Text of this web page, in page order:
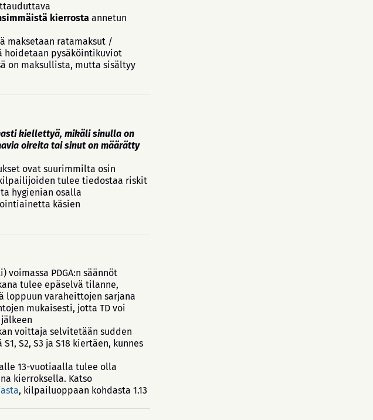
kierrosta annetun
maksetaan ratamaksut /
hoidetaan pysäköintikuviot
on maksullista, mutta sisältyy
kiellettyä, mikäli sinulla on
oireita tai sinut on määrätty
ovat suurimmilta osin
tulee tiedostaa riskit
hygienian osalla
käsien
PDGA:n säännöt
tulee epäselvä tilanne,
varaheittojen sarjana
mukaisesti, jotta TD voi
voittaja selvitetään sudden
S2, S3 ja S18 kiertäen, kunnes
13-vuotiaalla tulee olla
kierroksella. Katso
, kilpailuoppaan kohdasta 1.13